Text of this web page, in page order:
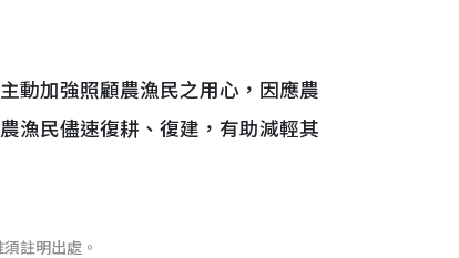
加強照顧農漁民之用心，因應農
漁民儘速復耕、復建，有助減輕其
註明出處。